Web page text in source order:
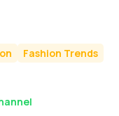
Fashion Trends